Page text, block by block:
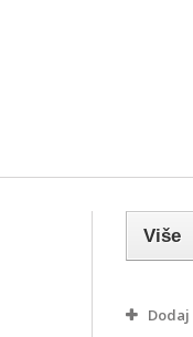
Više